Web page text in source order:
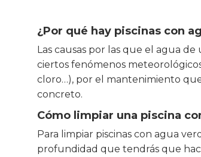
¿Por qué hay piscinas con
Las causas por las que el agua
ciertos fenómenos
cloro…), por el mantenimiento
concreto.
Cómo limpiar una piscina
Para limpiar piscinas con agua
profundidad que tendrás que